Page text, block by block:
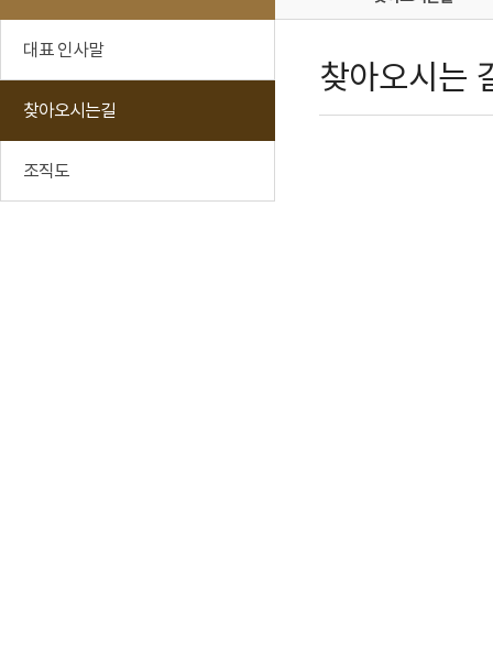
대표 인사말
찾아오시는길
조직도
찾아오시는